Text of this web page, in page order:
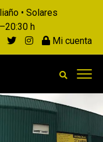
• Solares
h
Mi cuenta